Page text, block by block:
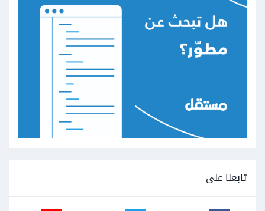
تابعنا على